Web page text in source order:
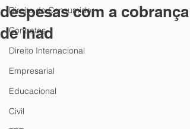
Direito do Consumidor
Contratos
Direito Internacional
Empresarial
Educacional
Civil
despesas com a cobrança
de inad